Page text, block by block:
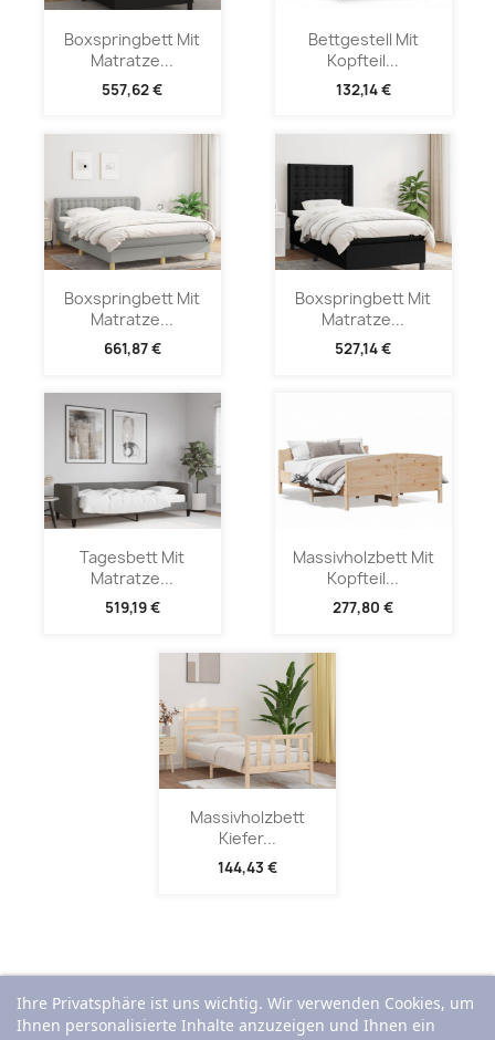
Boxspringbett Mit
Matratze...
557,62 €
Bettgestell Mit
Kopfteil...
132,14 €
Boxspringbett Mit
Matratze...
661,87 €
Boxspringbett Mit
Matratze...
527,14 €
Tagesbett Mit
Matratze...
519,19 €
Massivholzbett Mit
Kopfteil...
277,80 €
Massivholzbett
Kiefer...
144,43 €
Ihre Privatsphäre ist uns wichtig. Wir verwenden Cookies, um
Ihnen personalisierte Inhalte anzuzeigen und Ihnen ein